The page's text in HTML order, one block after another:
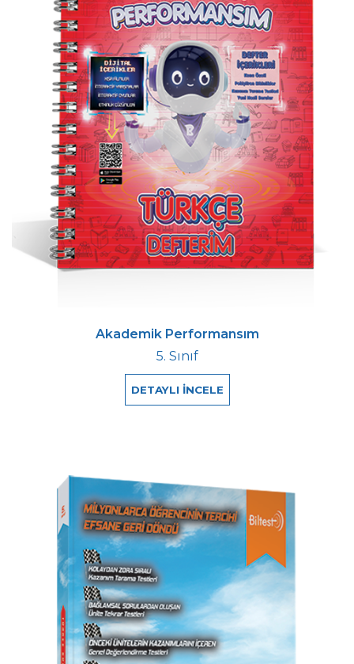
Akademik Performansım
5. Sınıf
DETAYLI İNCELE